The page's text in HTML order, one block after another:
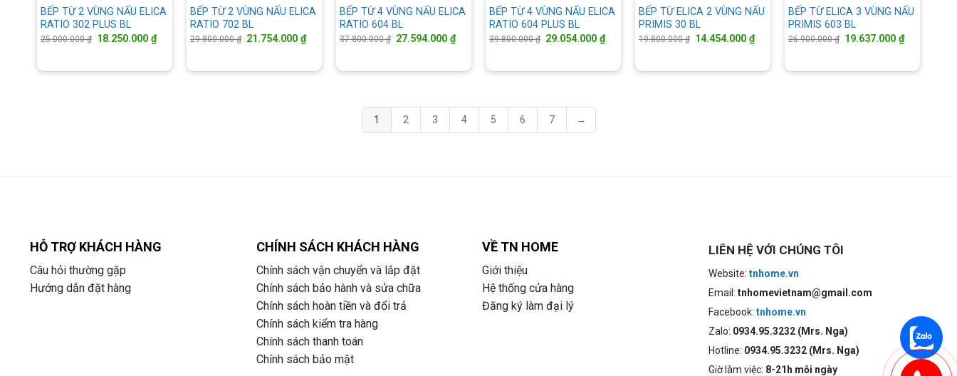
BẾP TỪ 2 VÙNG NẤU ELICA
RATIO 302 PLUS BL
25.000.000₫ Giá
18.250.000₫Giá
hiện
BẾP TỪ 2 VÙNG NẤU ELICA
RATIO 702 BL
29.800.000₫ Giá
21.754.000₫Giá
hiện
BẾP TỪ 4 VÙNG NẤU ELICA
RATIO 604 BL
37.800.000₫ Giá
27.594.000₫Giá
hiện
BẾP TỪ 4 VÙNG NẤU ELICA
RATIO 604 PLUS BL
39.800.000₫ Giá
29.054.000₫Giá
hiện
BẾP TỪ ELICA 2 VÙNG NẤU
PRIMIS 30 BL
19.800.000₫ Giá
14.454.000₫Giá
hiện
BẾP TỪ ELICA 3 VÙNG NẤU
PRIMIS 603 BL
26.900.000₫ Giá
19.637.000₫Giá
hiện
1 2 3 4 5 6 7 →
HỖ TRỢ KHÁCH HÀNG
Câu hỏi thường gặp
Hướng dẫn đặt hàng
CHÍNH SÁCH KHÁCH HÀNG
Chính sách vận chuyển và lắp đặt
Chính sách bảo hành và sửa chữa
Chính sách hoàn tiền và đổi trả
Chính sách kiểm tra hàng
Chính sách thanh toán
Chính sách bảo mật
VỀ TN HOME
Giới thiệu
Hệ thống cửa hàng
Đăng ký làm đại lý
LIÊN HỆ VỚI CHÚNG TÔI
Website: tnhome.vn
Email: tnhomevietnam@gmail.com
Facebook: tnhome.vn
Zalo: 0934.95.3232 (Mrs. Nga)
Hotline: 0934.95.3232 (Mrs. Nga)
Giờ làm việc: 8-21h mỗi ngày